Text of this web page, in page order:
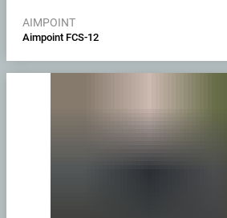
AIMPOINT
Aimpoint FCS-12